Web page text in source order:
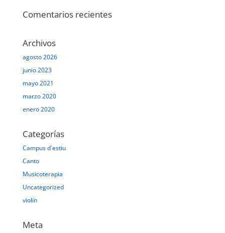
Comentarios recientes
Archivos
agosto 2026
junio 2023
mayo 2021
marzo 2020
enero 2020
Categorías
Campus d´estiu
Canto
Musicoterapia
Uncategorized
violín
Meta